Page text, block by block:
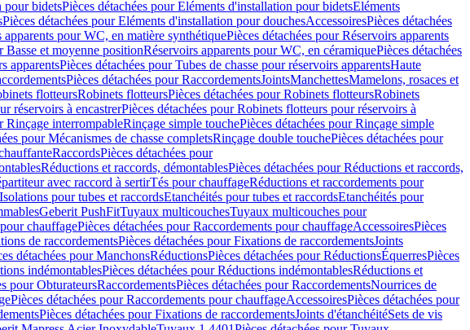
pour bidetsPièces détachées pour Eléments d'installation pour bidetsEléments
Pièces détachées pour Eléments d'installation pour douchesAccessoiresPièces détachées
apparents pour WC, en matière synthétiquePièces détachées pour Réservoirs apparents
Basse et moyenne positionRéservoirs apparents pour WC, en céramiquePièces détachées
apparentsPièces détachées pour Tubes de chasse pour réservoirs apparentsHaute
Pièces détachées pour RaccordementsJointsManchettesMamelons, rosaces et
flotteursRobinets flotteursPièces détachées pour Robinets flotteursRobinets
réservoirs à encastrerPièces détachées pour Robinets flotteurs pour réservoirs à
Rinçage interrompableRinçage simple touchePièces détachées pour Rinçage simple
pour Mécanismes de chasse completsRinçage double touchePièces détachées pour
RaccordsPièces détachées pour
Réductions et raccords, démontablesPièces détachées pour Réductions et raccords,
avec raccord à sertirTés pour chauffageRéductions et raccordements pour
Isolations pour tubes et raccordsEtanchéités pour tubes et raccordsEtanchéités pour
Geberit PushFitTuyaux multicouchesTuyaux multicouches pour
chauffagePièces détachées pour Raccordements pour chauffageAccessoiresPièces
de raccordementsPièces détachées pour Fixations de raccordementsJoints
détachées pour ManchonsRéductionsPièces détachées pour RéductionsÉquerresPièces
indémontablesPièces détachées pour Réductions indémontablesRéductions et
pour ObturateursRaccordementsPièces détachées pour RaccordementsNourrices de
Pièces détachées pour Raccordements pour chauffageAccessoiresPièces détachées pour
Pièces détachées pour Fixations de raccordementsJoints d'étanchéitéSets de vis